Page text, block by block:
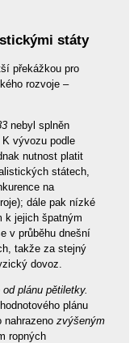
státy
překážkou pro
rozvoje –
nebyl splněn
K vývozu podle
nutnost platit
státech,
na
dále pak nízké
k jejich špatným
v průběhu dnešní
takže za stejný
dovoz.
plánu pětiletky.
plánu
nahrazeno zvýšeným
ropných